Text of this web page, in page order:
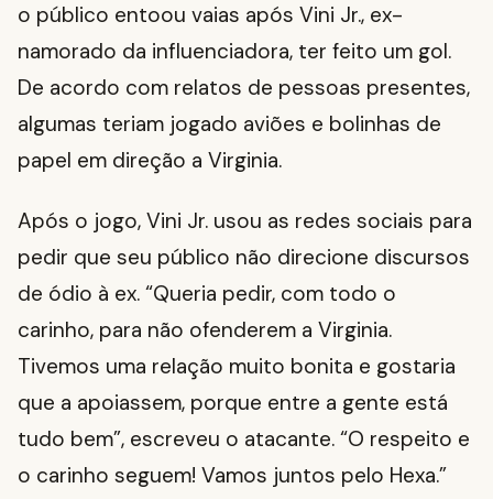
o público entoou vaias após Vini Jr., ex-
namorado da influenciadora, ter feito um gol.
De acordo com relatos de pessoas presentes,
algumas teriam jogado aviões e bolinhas de
papel em direção a Virginia.
Após o jogo, Vini Jr. usou as redes sociais para
pedir que seu público não direcione discursos
de ódio à ex. “Queria pedir, com todo o
carinho, para não ofenderem a Virginia.
Tivemos uma relação muito bonita e gostaria
que a apoiassem, porque entre a gente está
tudo bem”, escreveu o atacante. “O respeito e
o carinho seguem! Vamos juntos pelo Hexa.”